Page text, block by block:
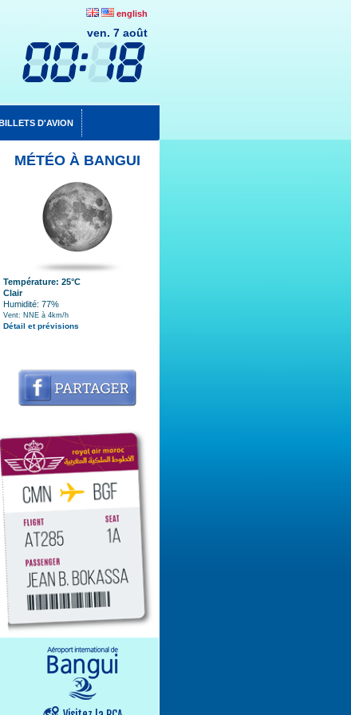
english
ven. 7 août
D'AVION
MÉTÉO À BANGUI
Température: 25°C
Clair
Humidité: 77%
Vent: NNE à 4km/h
Détail et prévisions